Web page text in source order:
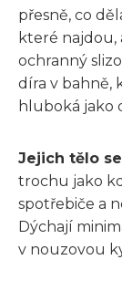
přesně, co
které najdou,
ochranný
díra v bahně,
hluboká jako
Jejich tělo
trochu jako
spotřebiče a
Dýchají
v nouzovou